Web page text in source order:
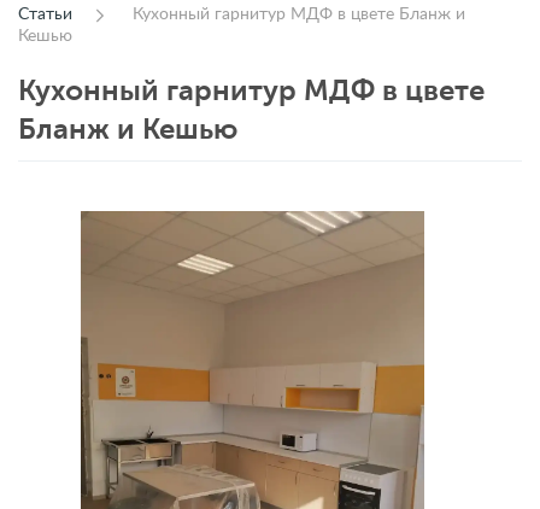
Статьи
Кухонный гарнитур МДФ в цвете Бланж и
Кешью
Кухонный гарнитур МДФ в цвете
Бланж и Кешью